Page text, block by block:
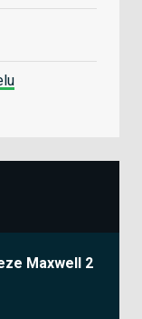
Maxwell 2